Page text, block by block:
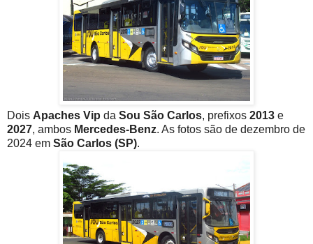
Dois Apaches Vip da Sou São Carlos, prefixos 2013 e
2027, ambos Mercedes-Benz. As fotos são de dezembro de
2024 em São Carlos (SP).